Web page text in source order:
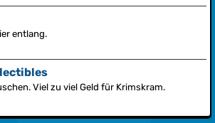
entlang.
Viel zu viel Geld für Krimskram.